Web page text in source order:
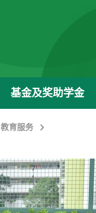
基金及奖助学金
教育服务